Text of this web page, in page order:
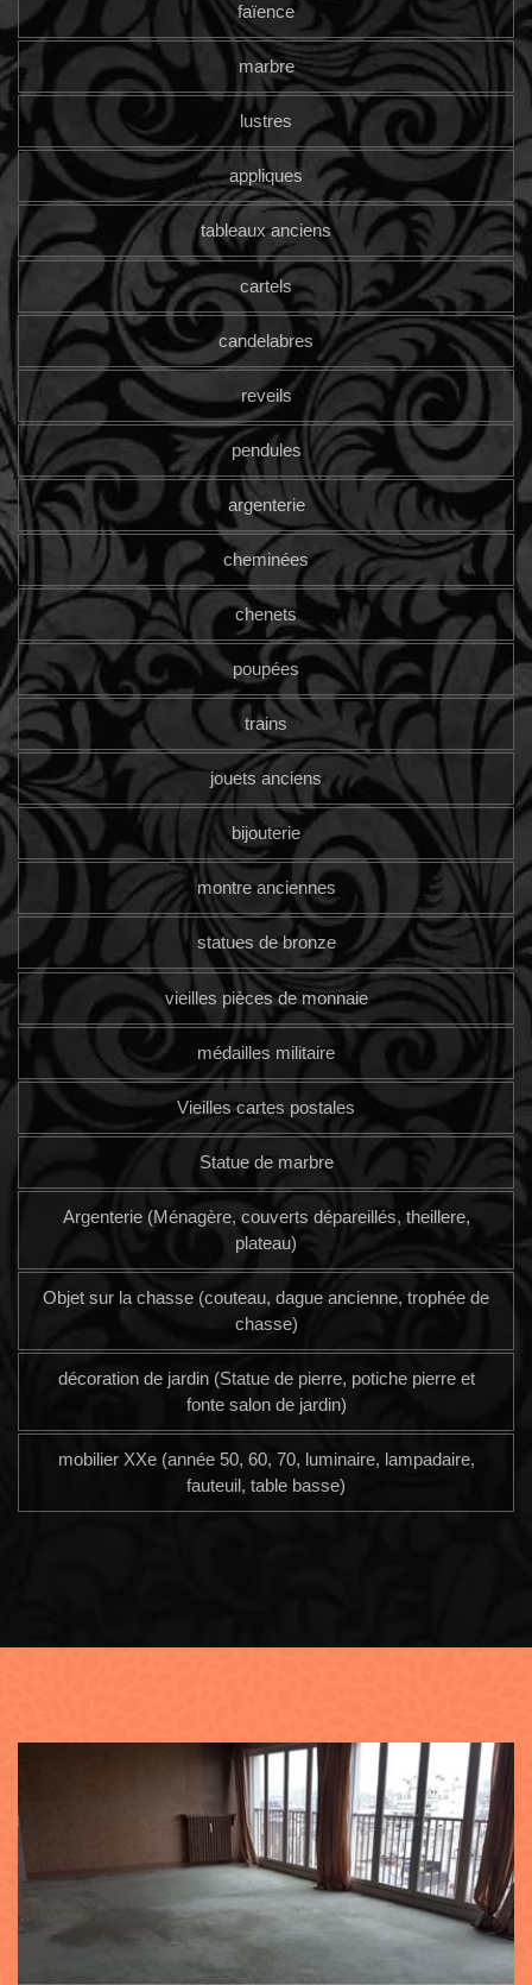
faïence
marbre
lustres
appliques
tableaux anciens
cartels
candelabres
reveils
pendules
argenterie
cheminées
chenets
poupées
trains
jouets anciens
bijouterie
montre anciennes
statues de bronze
vieilles pièces de monnaie
médailles militaire
Vieilles cartes postales
Statue de marbre
Argenterie (Ménagère, couverts dépareillés, theillere,
plateau)
Objet sur la chasse (couteau, dague ancienne, trophée de
chasse)
décoration de jardin (Statue de pierre, potiche pierre et
fonte salon de jardin)
mobilier XXe (année 50, 60, 70, luminaire, lampadaire,
fauteuil, table basse)